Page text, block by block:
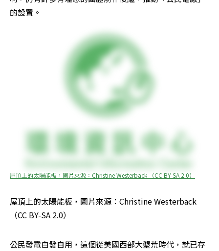
的設置。
屋頂上的太陽能板，圖片來源：Christine Westerback （CC BY-SA 2.0）
屋頂上的太陽能板，圖片來源：Christine Westerback
（CC BY-SA 2.0）
公民發電自發自用，這個從美國西部大墾荒時代，就已存